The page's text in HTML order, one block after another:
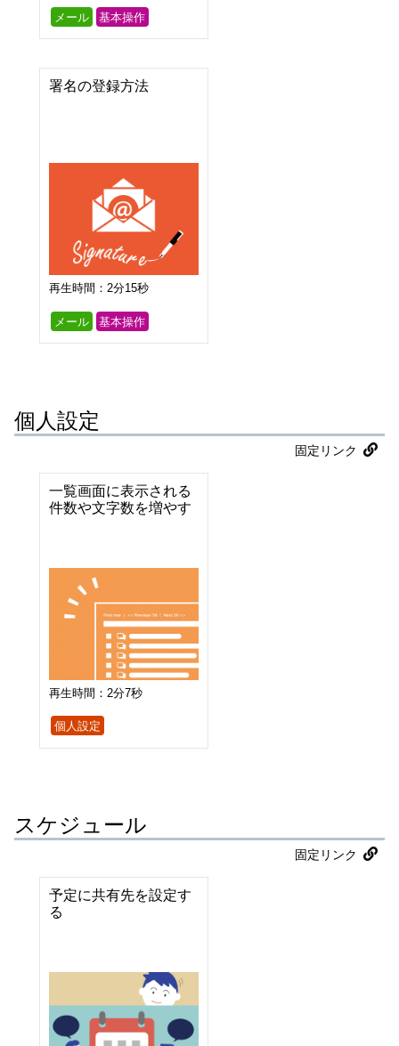
メール 基本操作
署名の登録方法
再生時間：2分15秒
メール 基本操作
個人設定
固定リンク
一覧画面に表示される
件数や文字数を増やす
再生時間：2分7秒
個人設定
スケジュール
固定リンク
予定に共有先を設定す
る